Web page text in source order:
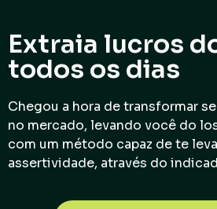
Extraia lucros
todos os dias
Chegou a hora de transformar
no mercado, levando você do
com um método capaz de te
assertividade, através do